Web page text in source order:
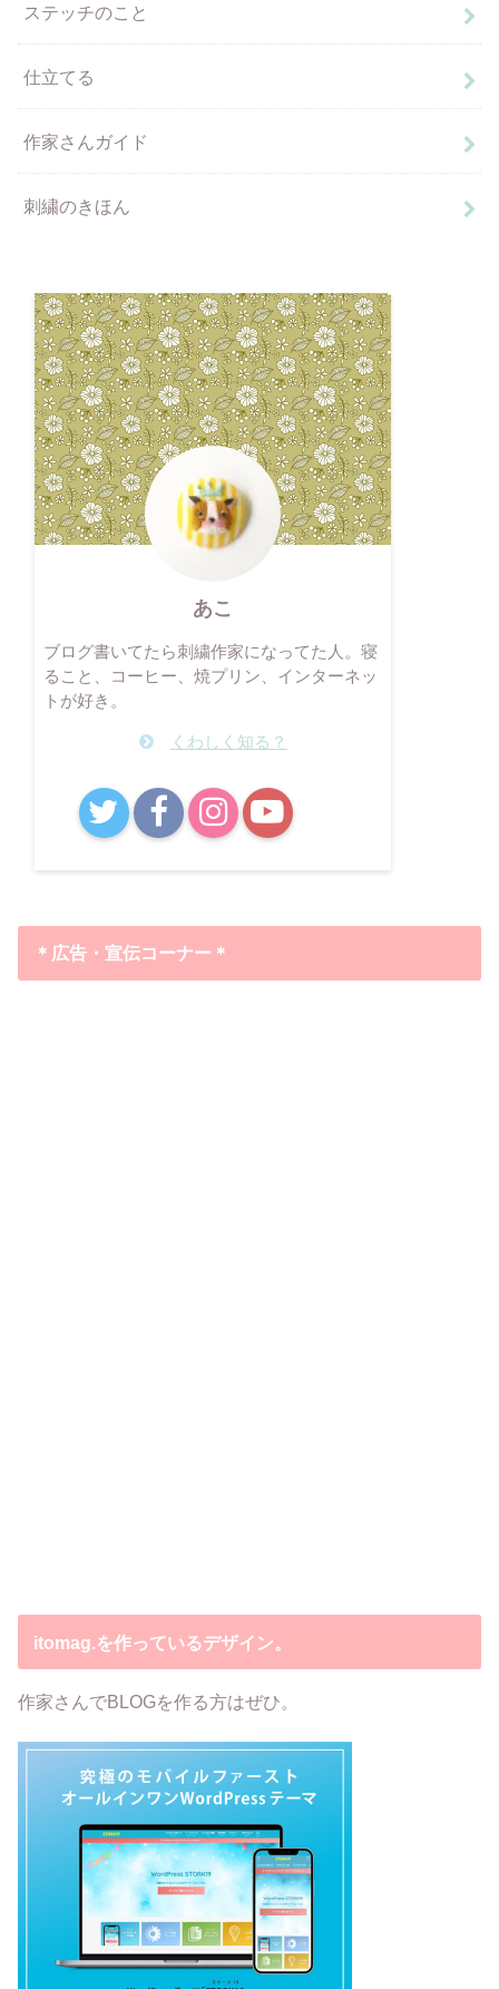
ステッチのこと
仕立てる
作家さんガイド
刺繍のきほん
あこ
ブログ書いてたら刺繍作家になってた人。寝
ること、コーヒー、焼プリン、インターネッ
トが好き。
くわしく知る？
＊広告・宣伝コーナー＊
itomag.を作っているデザイン。
作家さんでBLOGを作る方はぜひ。